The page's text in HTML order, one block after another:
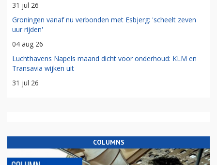
31 jul 26
Groningen vanaf nu verbonden met Esbjerg: 'scheelt zeven
uur rijden'
04 aug 26
Luchthavens Napels maand dicht voor onderhoud: KLM en
Transavia wijken uit
31 jul 26
COLUMNS